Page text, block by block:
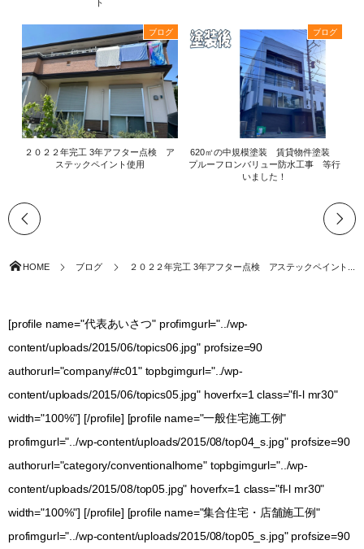
ト
ブログ
２０２２年完工 3年アフター点検 ア
ステックペイント使用
ブログ
620㎡の中規模塗装 賃貸物件塗装
プルーフロンバリュー防水工事 等行
いました！
HOME ブログ ２０２２年完工 3年アフター点検 アステックペイント...
[profile name="代表あいさつ" profimgurl="../wp-
content/uploads/2015/06/topics06.jpg" profsize=90
authorurl="company/#c01" topbgimgurl="../wp-
content/uploads/2015/06/topics05.jpg" hoverfx=1 class="fl-l mr30"
width="100%"] [/profile] [profile name="一般住宅施工例"
profimgurl="../wp-content/uploads/2015/08/top04_s.jpg" profsize=90
authorurl="category/conventionalhome" topbgimgurl="../wp-
content/uploads/2015/08/top05.jpg" hoverfx=1 class="fl-l mr30"
width="100%"] [/profile] [profile name="集合住宅・店舗施工例"
profimgurl="../wp-content/uploads/2015/08/top05_s.jpg" profsize=90